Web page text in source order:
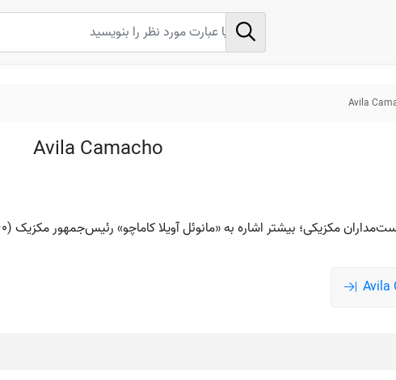
Avila
Avila Camacho
مکزیکی؛ بیشتر اشاره به «مانوئل آویلا کاماچو» رئیس‌جمهور مکزیک (۱۹۴۰–۱۹۴۶).